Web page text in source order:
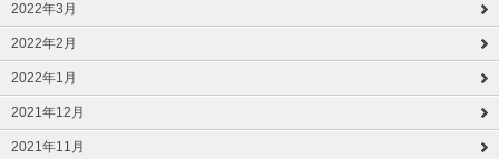
2022年3月
2022年2月
2022年1月
2021年12月
2021年11月